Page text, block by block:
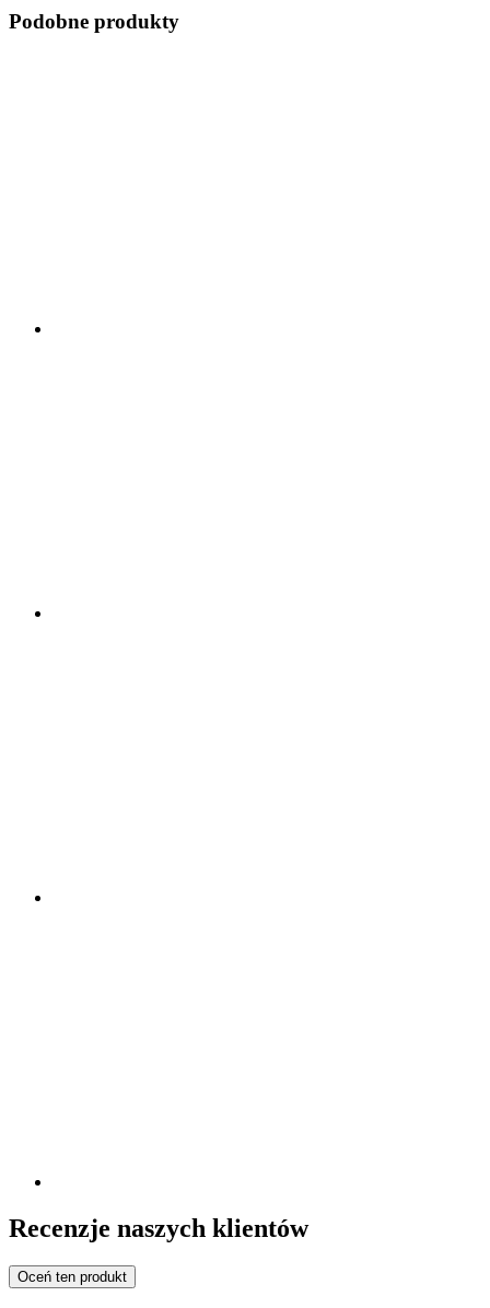
Podobne produkty
Recenzje naszych klientów
Oceń ten produkt